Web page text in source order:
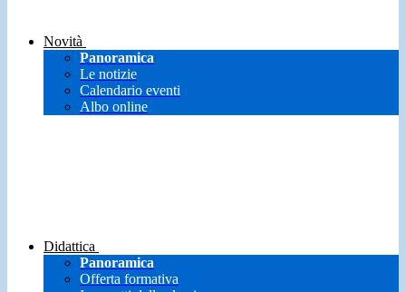
Novità
Panoramica
Le notizie
Calendario eventi
Albo online
Didattica
Panoramica
Offerta formativa